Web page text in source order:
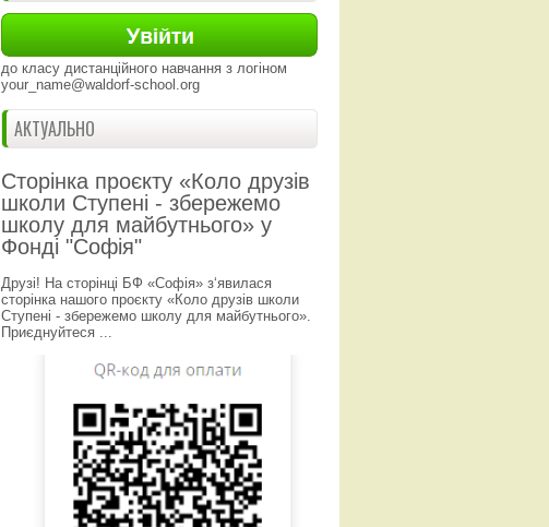
до класу дистанційного навчання з логіном
your_name@waldorf-school.org
АКТУАЛЬНО
Сторінка проєкту «Коло друзів
школи Ступені - збережемо
школу для майбутнього» у
Фонді "Софія"
Друзі! На сторінці БФ «Софія» з‘явилася
сторінка нашого проєкту «Коло друзів школи
Ступені - збережемо школу для майбутнього».
Приєднуйтеся ...